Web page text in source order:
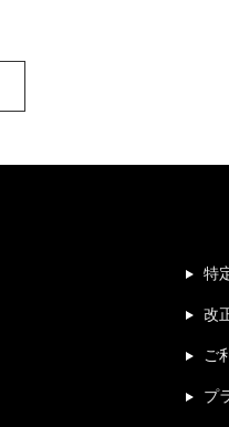
特
改
ご
プ